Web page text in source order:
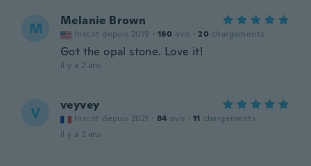
M Melanie Brown
Inscrit depuis 2019 · 160 avis · 20 chargements
Got the opal stone. Love it!
il y a 2 ans
V veyvey
Inscrit depuis 2021 · 84 avis · 11 chargements
il y a 2 ans